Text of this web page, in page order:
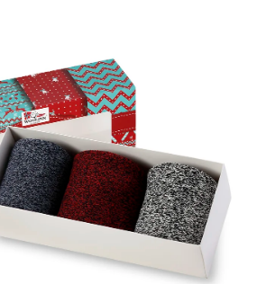
Hodnocení obchodu
FAQ